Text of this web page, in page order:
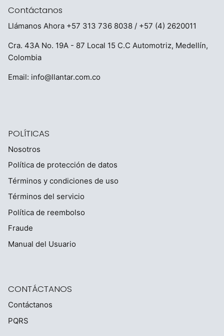
Contáctanos
Llámanos Ahora +57 313 736 8038 / +57 (4) 2620011
Cra. 43A No. 19A - 87 Local 15 C.C Automotriz, Medellín,
Colombia
Email: info@llantar.com.co
POLÍTICAS
Nosotros
Política de protección de datos
Términos y condiciones de uso
Términos del servicio
Política de reembolso
Fraude
Manual del Usuario
CONTÁCTANOS
Contáctanos
PQRS